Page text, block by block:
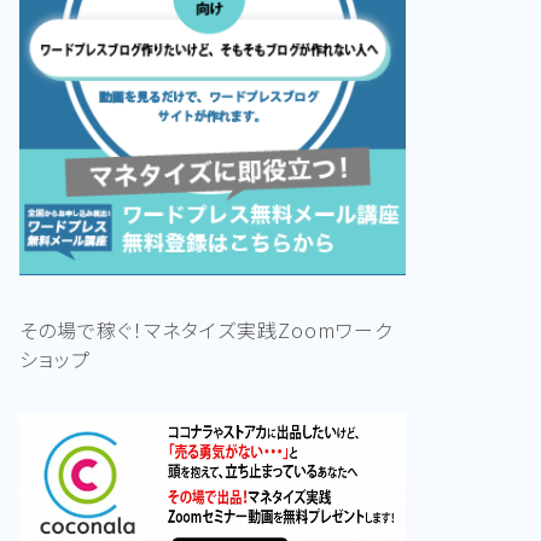
その場で稼ぐ！マネタイズ実践Zoomワーク
ショップ